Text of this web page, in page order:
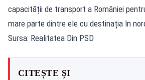
capacității de transport a României
mare parte dintre ele cu destinația în
Sursa: Realitatea Din PSD
CITEȘTE ȘI